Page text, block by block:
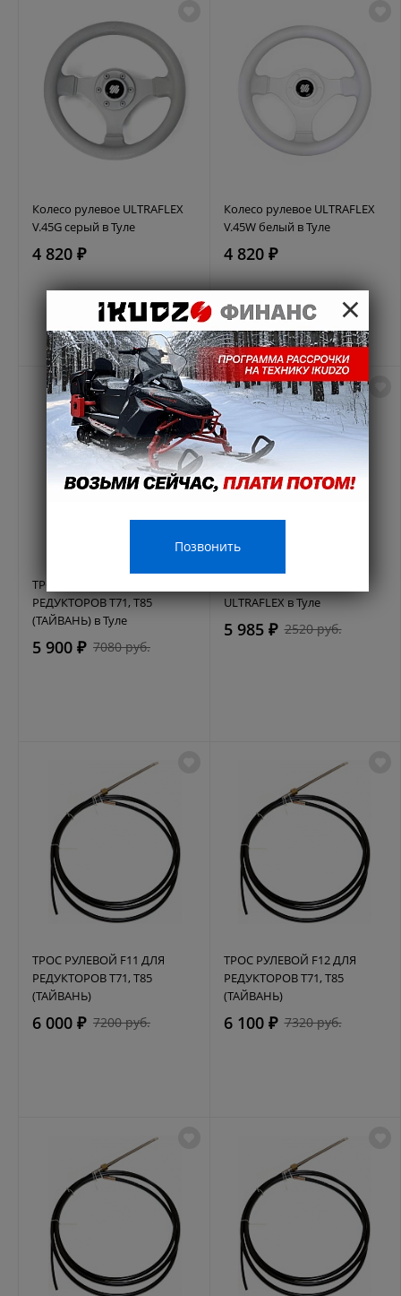
Колесо рулевое ULTRAFLEX
V.45G серый в Туле
4 820 ₽
Колесо рулевое ULTRAFLEX
V.45W белый в Туле
4 820 ₽
ТРОС РУЛЕВОЙ F10 ДЛЯ
РЕДУКТОРОВ Т71, Т85
(ТАЙВАНЬ) в Туле
5 900 ₽ 7080 руб.
ULTRAFLEX в Туле
5 985 ₽ 2520 руб.
ТРОС РУЛЕВОЙ F11 ДЛЯ
РЕДУКТОРОВ Т71, Т85
(ТАЙВАНЬ)
6 000 ₽ 7200 руб.
ТРОС РУЛЕВОЙ F12 ДЛЯ
РЕДУКТОРОВ Т71, Т85
(ТАЙВАНЬ)
6 100 ₽ 7320 руб.
×
Позвонить